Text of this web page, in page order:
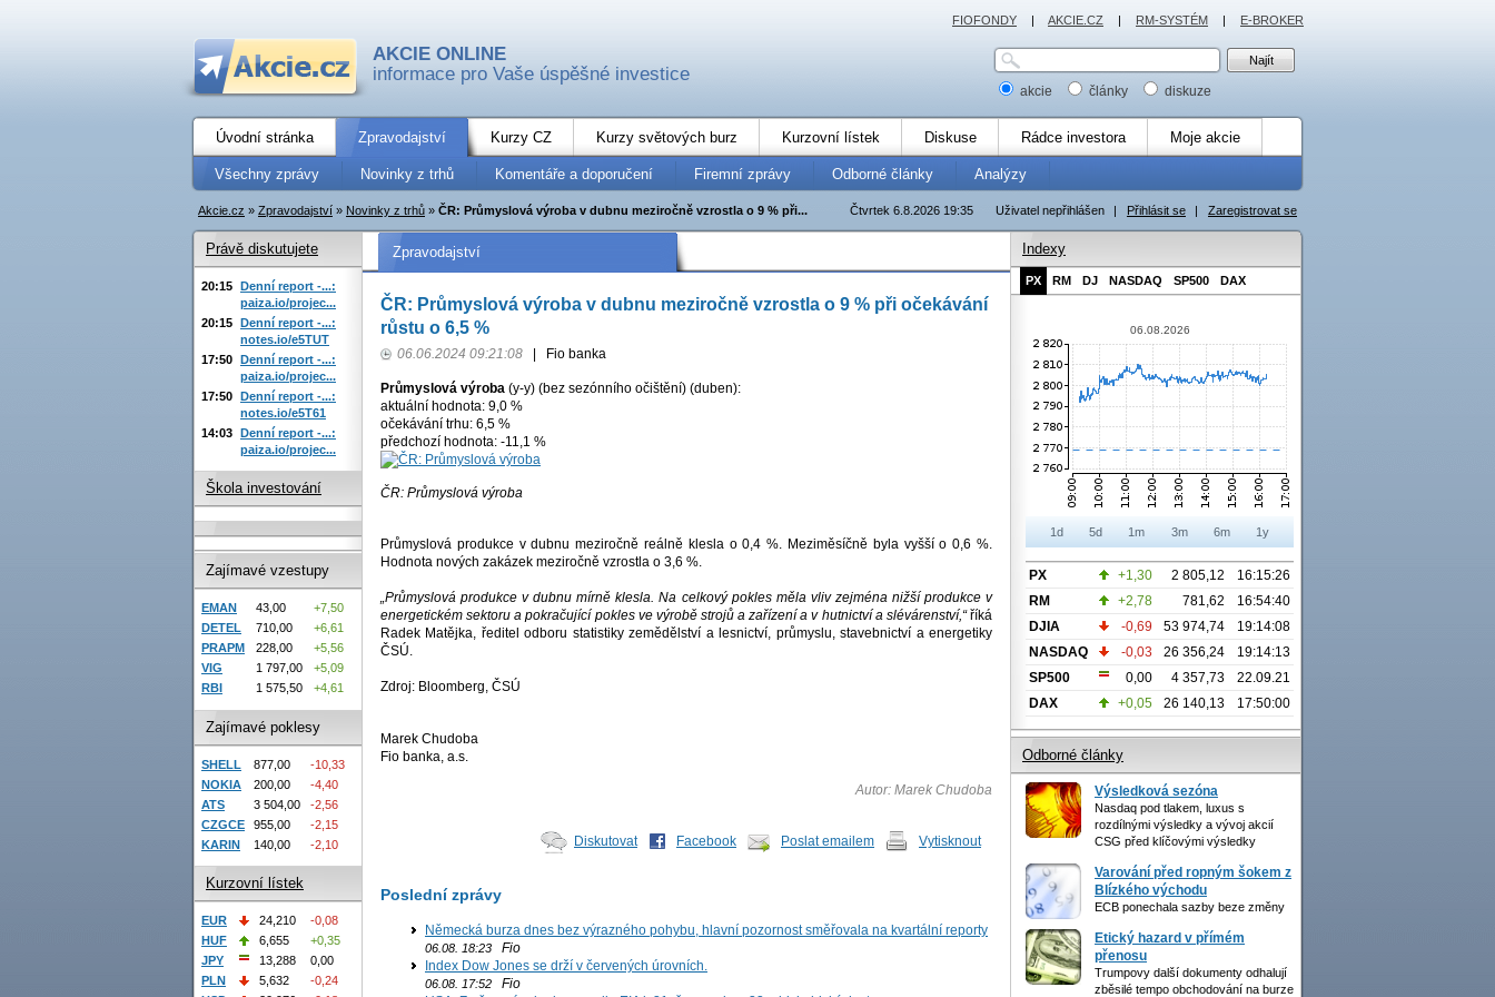
AKCIE ONLINE
informace pro Vaše úspěšné investice
akcie články diskuze
Úvodní stránka Zpravodajství Kurzy CZ Kurzy světových burz Kurzovní lístek Diskuse Rádce investora Moje akcie
Všechny zprávy Novinky z trhů Komentáře a doporučení Firemní zprávy Odborné články Analýzy
Uživatel nepřihlášen | Přihlásit se | Zaregistrovat se
Čtvrtek 6.8.2026 19:35
Akcie.cz » Zpravodajství » Novinky z trhů » ČR: Průmyslová výroba v dubnu meziročně vzrostla o 9 % při...
Zpravodajství
ČR: Průmyslová výroba v dubnu meziročně vzrostla o 9 % při očekávání
růstu o 6,5 %
06.06.2024 09:21:08 Fio banka
Průmyslová výroba (y-y) (bez sezónního očištění) (duben):
aktuální hodnota: 9,0 %
očekávání trhu: 6,5 %
předchozí hodnota: -11,1 %
ČR: Průmyslová výroba
Průmyslová produkce v dubnu meziročně reálně klesla o 0,4 %. Meziměsíčně byla vyšší o 0,6 %.
Hodnota nových zakázek meziročně vzrostla o 3,6 %.
„Průmyslová produkce v dubnu mírně klesla. Na celkový pokles měla vliv zejména nižší produkce v
energetickém sektoru a pokračující pokles ve výrobě strojů a zařízení a v hutnictví a slévárenství,“říká
Radek Matějka, ředitel odboru statistiky zemědělství a lesnictví, průmyslu, stavebnictví a energetiky
ČSÚ.
Zdroj: Bloomberg, ČSÚ
Marek Chudoba
Fio banka, a.s.
Autor: Marek Chudoba
Diskutovat Facebook Poslat emailem Vytisknout
Poslední zprávy
Německá burza dnes bez výrazného pohybu, hlavní pozornost směřovala na kvartální reporty
06.08. 18:23 Fio
Index Dow Jones se drží v červených úrovních.
06.08. 17:52 Fio
Právě diskutujete
20:15 Denní report -...:
paiza.io/projec...
20:15 Denní report -...:
notes.io/e5TUT
17:50 Denní report -...:
paiza.io/projec...
17:50 Denní report -...:
notes.io/e5T61
14:03 Denní report -...:
paiza.io/projec...
Škola investování
Zajímavé vzestupy
EMAN 43,00
+7,50
DETEL
710,00
+6,61
PRAPM
228,00
+5,56
VIG
1 797,00
+5,09
RBI
1 575,50 +4,61
Zajímavé poklesy
SHELL 877,00
-10,33
NOKIA
200,00
-4,40
ATS
3 504,00
-2,56
CZGCE
955,00
-2,15
KARIN
140,00 -2,10
Kurzovní lístek
EUR 24,210
-0,08
HUF
6,655
+0,35
JPY
13,288
0,00
PLN
5,632
-0,24
Indexy
PX RM DJ NASDAQ SP500 DAX
06.08.2026
1d 5d 1m 3m 6m 1y
PX +1,30 2 805,12
16:15:26
RM
+2,78 781,62
16:54:40
DJIA
-0,69 53 974,74
19:14:08
NASDAQ
-0,03 26 356,24
19:14:13
SP500
0,00 4 357,73
22.09.21
DAX
+0,05 26 140,13 17:50:00
Odborné články
Výsledková sezóna
Nasdaq pod tlakem, luxus s
rozdílnými výsledky a vývoj akcií
CSG před klíčovými výsledky
Varování před ropným šokem z
Blízkého východu
ECB ponechala sazby beze změny
Etický hazard v přímém
přenosu
Trumpovy další dokumenty odhalují
zběsilé tempo obchodování na burze
FIOFONDY | AKCIE.CZ | RM-SYSTÉM | E-BROKER